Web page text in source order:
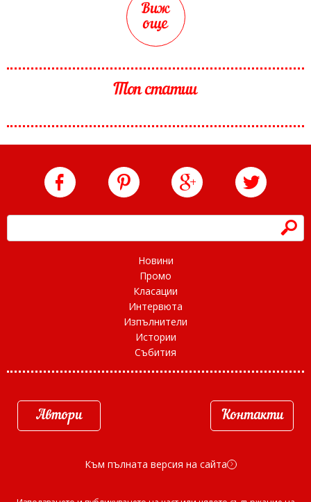
Виж
още
Топ статии
h
Новини
Промо
Класации
Интервюта
Изпълнители
Истории
Събития
Автори Контакти
Към пълната версия на сайта d